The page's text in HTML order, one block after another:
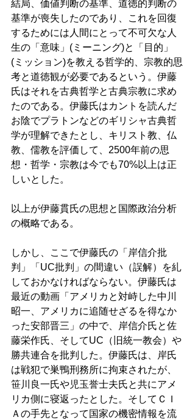
結局、価値判断の基準、道徳的判断の
基準が喪失したのであり、これを回復
するためには人間にとって不可欠な人
生の「意味」(ミーニング)と「目的」
(ミッション)を教える哲学的、宗教的思
考と道徳観が必要であるという。伊藤
氏はそれを古典哲学と古典宗教に求め
たのである。伊藤氏はカントを読んだ
お陰でプラトンなどのギリシャ古典哲
学が理解できたとし、キリスト教、仏
教、儒教を評価して、2500年前の思
想・哲学・宗教は今でも70%以上は正
しいとした。
以上が伊藤貫氏の思想と国際政治分析
の概略である。
しかし、ここで伊藤氏の「岸信介批
判」「UC批判」の間違い（誤解）を糺
しておかなければならない。伊藤氏は
最近の動画「アメリカと対峙した中川
昭一、アメリカに追随せざるを得なか
った安部晋三」の中で、岸信介氏と佐
藤栄作氏、そしてUC（旧統一教会）や
勝共連合を批判した。伊藤氏は、岸氏
は戦犯で巣鴨刑務所に拘束されたが、
笹川良一氏や児玉誉士夫氏と共にアメ
リカ側に寝返ったとした。そしてＣＩ
Ａの手先となって国家の機密情報を流